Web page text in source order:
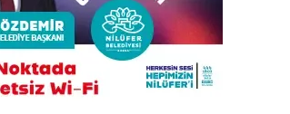
TEKNOSAB KOBİ OSB tanıtıldı
Ahbap Derneği yönetimine kayyum atandı